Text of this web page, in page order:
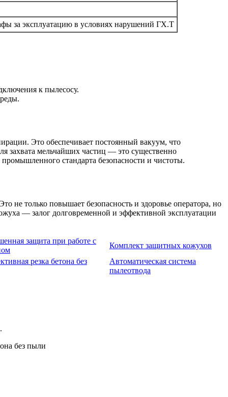
за эксплуатацию в условиях нарушений ГХ.Т
к пылесосу.
Это обеспечивает постоянный вакуум, что
захвата мельчайших частиц — это существенно
стандарта безопасности и чистоты.
только повышает безопасность и здоровье оператора, но
— залог долговременной и эффективной эксплуатации
защита при работе с
Комплект защитных кожухов
резка бетона без
Автоматическая система
пылеотвода